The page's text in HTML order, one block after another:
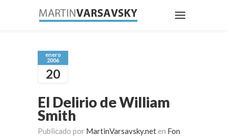
enero
2006
20
El Delirio de William
Smith
Publicado por MartinVarsavsky.net en Fon